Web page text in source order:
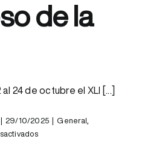
de la
24 de octubre el XLI [...]
29/10/2025 General
en